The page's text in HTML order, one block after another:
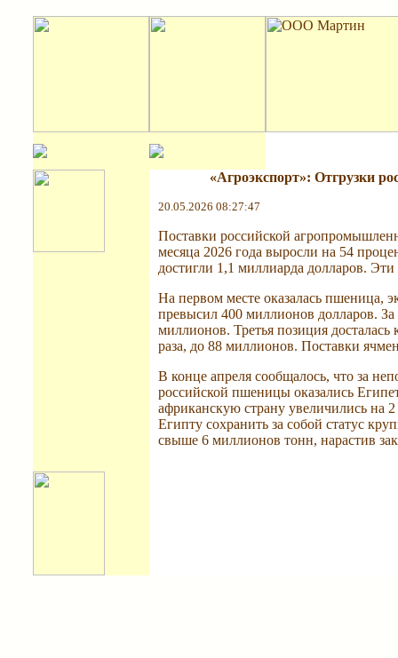
«Агроэкспорт»: Отгрузки
20.05.2026 08:27:47
Поставки российской
месяца 2026 года выросли на 54
достигли 1,1 миллиарда долларов.
На первом месте оказалась пшеница,
превысил 400 миллионов долларов.
миллионов. Третья позиция
раза, до 88 миллионов. Поставки
В конце апреля сообщалось, что за
российской пшеницы оказались
африканскую страну увеличились на
Египту сохранить за собой статус
свыше 6 миллионов тонн, нарастив